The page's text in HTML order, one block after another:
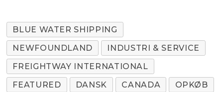
BLUE WATER SHIPPING
NEWFOUNDLAND
INDUSTRI & SERVICE
FREIGHTWAY INTERNATIONAL
FEATURED
DANSK CANADA OPKØB